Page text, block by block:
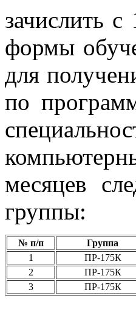
зачислить
формы
для
по
месяцев
группы:
№ п/п
Группа
1
ПР-175К
2
ПР-175К
3
ПР-175К